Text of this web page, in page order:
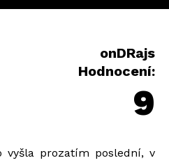
onDRajs
Hodnocení:
9
vyšla prozatím poslední, v